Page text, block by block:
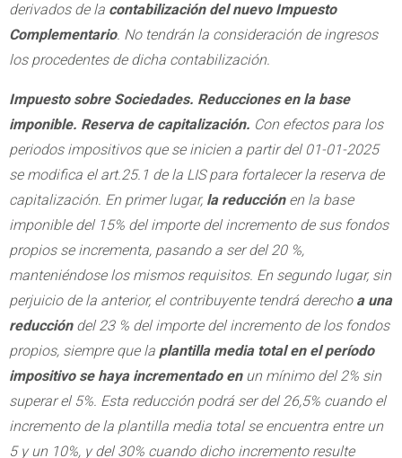
derivados de la contabilización del nuevo Impuesto
Complementario. No tendrán la consideración de ingresos
los procedentes de dicha contabilización.
Impuesto sobre Sociedades. Reducciones en la base
imponible. Reserva de capitalización. Con efectos para los
periodos impositivos que se inicien a partir del 01-01-2025
se modifica el art.25.1 de la LIS para fortalecer la reserva de
capitalización. En primer lugar, la reducciónen la base
imponible del 15% del importe del incremento de sus fondos
propios se incrementa, pasando a ser del 20 %,
manteniéndose los mismos requisitos. En segundo lugar, sin
perjuicio de la anterior, el contribuyente tendrá derechoa una
reduccióndel 23 % del importe del incremento de los fondos
propios, siempre que la plantilla media total en el período
impositivo se haya incrementado enun mínimo del 2% sin
superar el 5%. Esta reducción podrá ser del 26,5% cuando el
incremento de la plantilla media total se encuentra entre un
5 y un 10%, y del 30% cuando dicho incremento resulte